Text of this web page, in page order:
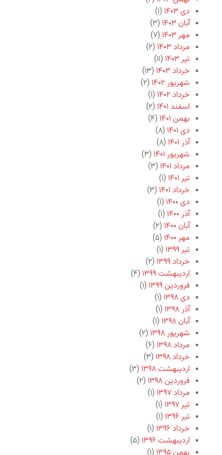
دی ۱۴۰۳
(۱)
آبان ۱۴۰۳
(۳)
مهر ۱۴۰۳
(۷)
مرداد ۱۴۰۳
(۲)
تیر ۱۴۰۳
(۱۱)
خرداد ۱۴۰۳
(۱۳)
شهریور ۱۴۰۲
(۲)
خرداد ۱۴۰۲
(۱)
اسفند ۱۴۰۱
(۲)
بهمن ۱۴۰۱
(۴)
دی ۱۴۰۱
(۸)
آذر ۱۴۰۱
(۸)
شهریور ۱۴۰۱
(۳)
مرداد ۱۴۰۱
(۳)
تیر ۱۴۰۱
(۱)
خرداد ۱۴۰۱
(۳)
دی ۱۴۰۰
(۱)
آذر ۱۴۰۰
(۱)
آبان ۱۴۰۰
(۲)
مهر ۱۴۰۰
(۵)
تیر ۱۳۹۹
(۱)
خرداد ۱۳۹۹
(۲)
اردیبهشت ۱۳۹۹
(۴)
فروردین ۱۳۹۹
(۱)
دی ۱۳۹۸
(۱)
آذر ۱۳۹۸
(۱)
آبان ۱۳۹۸
(۱)
شهریور ۱۳۹۸
(۲)
مرداد ۱۳۹۸
(۶)
خرداد ۱۳۹۸
(۳)
اردیبهشت ۱۳۹۸
(۳)
فروردین ۱۳۹۸
(۲)
مرداد ۱۳۹۷
(۱)
تیر ۱۳۹۷
(۱)
تیر ۱۳۹۶
(۱)
خرداد ۱۳۹۶
(۱)
اردیبهشت ۱۳۹۶
(۵)